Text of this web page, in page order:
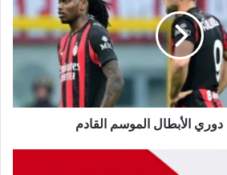
الأبطال الموسم القادم